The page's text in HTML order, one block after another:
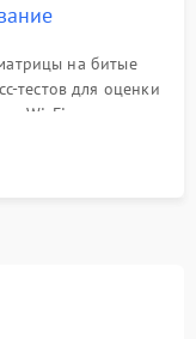
на битые
тестов для оценки
Wi-Fi, камеры,
устройства.